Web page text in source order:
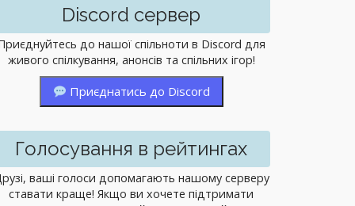
Discord сервер
до нашої спільноти в Discord для
живого спілкування, анонсів та спільних ігор!
Приєднатись до Discord
Голосування в рейтингах
ваші голоси допомагають нашому серверу
ставати краще! Якщо ви хочете підтримати